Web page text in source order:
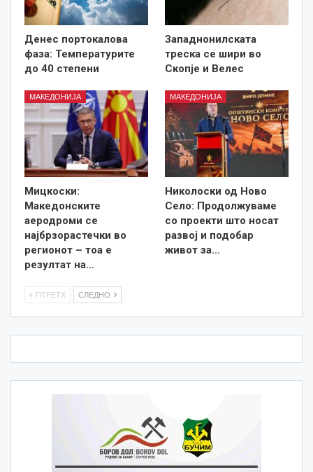
Денес портокалова
фаза: Температурите
до 40 степени
Западнонилската
треска се шири во
Скопје и Велес
МАКЕДОНИЈА
Мицкоски:
Македонските
аеродроми се
најбрзорастечки во
регионот – тоа е
резултат на…
МАКЕДОНИЈА
Николоски од Ново
Село: Продолжуваме
со проекти што носат
развој и подобар
живот за…
ПТРЕТХ СЛЕДНО